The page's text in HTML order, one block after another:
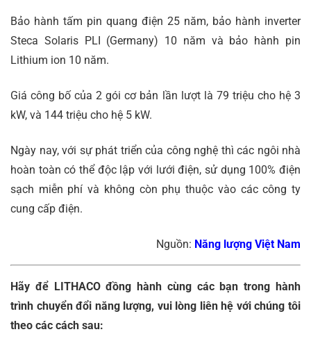
Bảo hành tấm pin quang điện 25 năm, bảo hành inverter
Steca Solaris PLI (Germany) 10 năm và bảo hành pin
Lithium ion 10 năm.
Giá công bố của 2 gói cơ bản lần lượt là 79 triệu cho hệ 3
kW, và 144 triệu cho hệ 5 kW.
Ngày nay, với sự phát triển của công nghệ thì các ngôi nhà
hoàn toàn có thể độc lập với lưới điện, sử dụng 100% điện
sạch miễn phí và không còn phụ thuộc vào các công ty
cung cấp điện.
Nguồn: Năng lượng Việt Nam
Hãy để LITHACO đồng hành cùng các bạn trong hành
trình chuyển đổi năng lượng, vui lòng liên hệ với chúng tôi
theo các cách sau: